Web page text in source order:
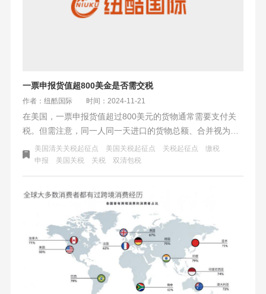
一票申报货值超800美金是否需交税
作者：纽酷国际 时间：2024-11-21
在美国，一票申报货值超过800美元的货物通常需要支付关
税。但需注意，同一人同一天进口的货物总额、合并视为一
票进口的货物总额超过800美元也需交税。此外，特定商品
如酒精饮料、香烟等有免税限制，而某些特殊情况下的货物
美国清关关税起征点 美国关税起征点 关税起征点
缴税
申报
美国关税 关税 双清包税